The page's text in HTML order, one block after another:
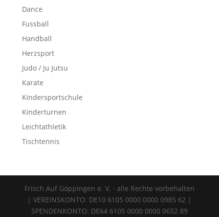
Dance
Fussball
Handball
Herzsport
Judo / Ju Jutsu
Karate
Kindersportschule
Kinderturnen
Leichtathletik
Tischtennis
Frisch Auf Göppingen e. V. · alle Rechte vorbehalten
| VEREINSKONTO: DE10 6105 0000 0000 0985 62 |
SPENDENKONTO: DE64 6105 0000 0000 0652 89